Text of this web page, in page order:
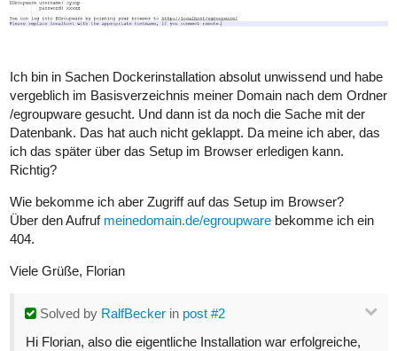
Ich bin in Sachen Dockerinstallation absolut unwissend und habe
vergeblich im Basisverzeichnis meiner Domain nach dem Ordner
/egroupware gesucht. Und dann ist da noch die Sache mit der
Datenbank. Das hat auch nicht geklappt. Da meine ich aber, das
ich das später über das Setup im Browser erledigen kann.
Richtig?
Wie bekomme ich aber Zugriff auf das Setup im Browser?
Über den Aufruf meinedomain.de/egroupware bekomme ich ein
404.
Viele Grüße, Florian
Solved by RalfBecker in post #2
Hi Florian, also die eigentliche Installation war erfolgreiche,